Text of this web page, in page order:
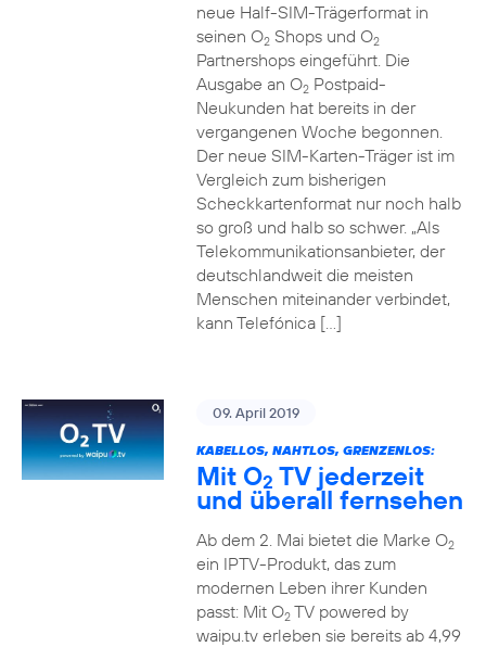
neue Half-SIM-Trägerformat in
seinen O2Shops und O2
Partnershops eingeführt. Die
Ausgabe an O2Postpaid-
Neukunden hat bereits in der
vergangenen Woche begonnen.
Der neue SIM-Karten-Träger ist im
Vergleich zum bisherigen
Scheckkartenformat nur noch halb
so groß und halb so schwer. „Als
Telekommunikationsanbieter, der
deutschlandweit die meisten
Menschen miteinander verbindet,
kann Telefónica […]
09. April 2019
KABELLOS, NAHTLOS, GRENZENLOS:
Mit O2 TV jederzeit
und überall fernsehen
Ab dem 2. Mai bietet die Marke O2
ein IPTV-Produkt, das zum
modernen Leben ihrer Kunden
passt: Mit O2TV powered by
waipu.tv erleben sie bereits ab 4,99